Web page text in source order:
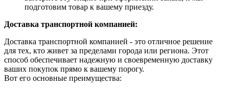
подготовим товар к вашему приезду.
Доставка транспортной компанией:
Доставка транспортной компанией - это отличное решение
для тех, кто живет за пределами города или региона. Этот
способ обеспечивает надежную и своевременную доставку
ваших покупок прямо к вашему порогу.
Вот его основные преимущества: